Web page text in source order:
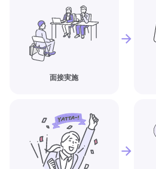
面接実施